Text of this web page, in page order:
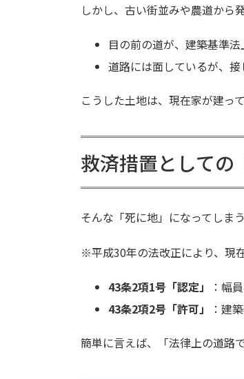
しかし、古い街並みや農道から
目の前の道が、建築基準
道路には面しているが、接
こうした土地は、現在家が建っ
救済措置としての
そんな「死に地」になってしま
※平成30年の法改正により、現
43条2項1号「認定」
：幅
43条2項2号「許可」
：建
簡単に言えば、「法律上の道路